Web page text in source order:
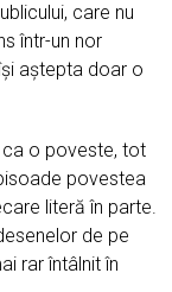
care nu
într-un nor
aștepta doar o
o poveste, tot
povestea
literă în parte.
de pe
rar întâlnit în